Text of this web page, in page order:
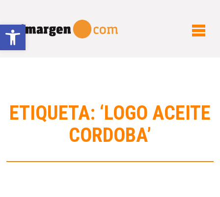
Abrir barra de herramientas
ETIQUETA: ‘LOGO ACEITE
CORDOBA’